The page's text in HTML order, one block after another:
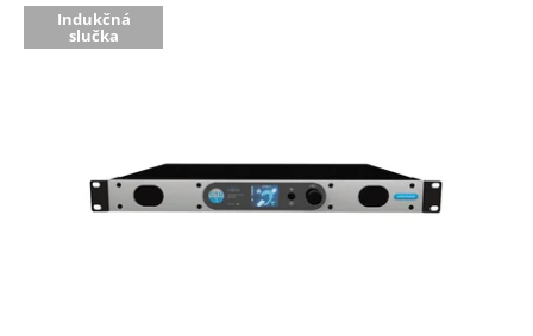
Indukčná
slučka